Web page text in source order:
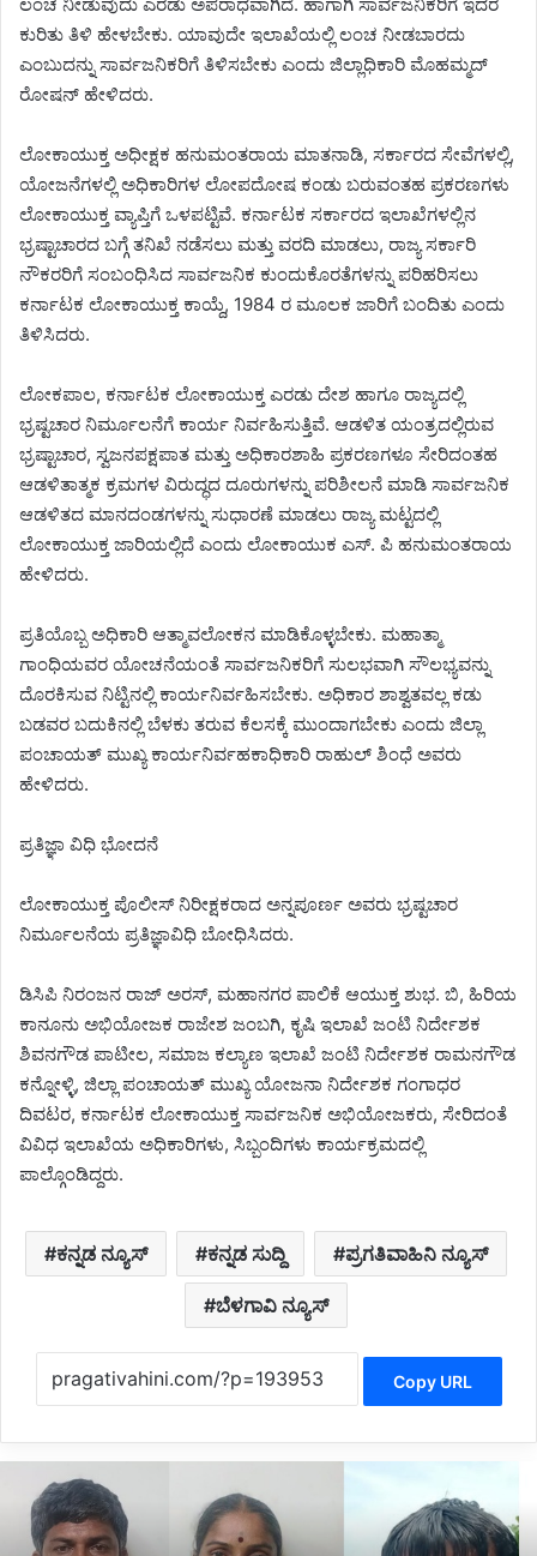
ಕುರಿತು ತಿಳಿ ಹೇಳಬೇಕು. ಯಾವುದೇ ಇಲಾಖೆಯಲ್ಲಿ ಲಂಚ ನೀಡಬಾರದು
ಎಂಬುದನ್ನು ಸಾರ್ವಜನಿಕರಿಗೆ ತಿಳಿಸಬೇಕು ಎಂದು ಜಿಲ್ಲಾಧಿಕಾರಿ ಮೊಹಮ್ಮದ್
ರೋಷನ್ ಹೇಳಿದರು.
ಲೋಕಾಯುಕ್ತ ಅಧೀಕ್ಷಕ ಹನುಮಂತರಾಯ ಮಾತನಾಡಿ, ಸರ್ಕಾರದ ಸೇವೆಗಳಲ್ಲಿ,
ಯೋಜನೆಗಳಲ್ಲಿ ಅಧಿಕಾರಿಗಳ ಲೋಪದೋಷ ಕಂಡು ಬರುವಂತಹ ಪ್ರಕರಣಗಳು
ಲೋಕಾಯುಕ್ತ ವ್ಯಾಪ್ತಿಗೆ ಒಳಪಟ್ಟಿವೆ. ಕರ್ನಾಟಕ ಸರ್ಕಾರದ ಇಲಾಖೆಗಳಲ್ಲಿನ
ಭ್ರಷ್ಟಾಚಾರದ ಬಗ್ಗೆ ತನಿಖೆ ನಡೆಸಲು ಮತ್ತು ವರದಿ ಮಾಡಲು, ರಾಜ್ಯ ಸರ್ಕಾರಿ
ನೌಕರರಿಗೆ ಸಂಬಂಧಿಸಿದ ಸಾರ್ವಜನಿಕ ಕುಂದುಕೊರತೆಗಳನ್ನು ಪರಿಹರಿಸಲು
ಕರ್ನಾಟಕ ಲೋಕಾಯುಕ್ತ ಕಾಯ್ದೆ, 1984 ರ ಮೂಲಕ ಜಾರಿಗೆ ಬಂದಿತು ಎಂದು
ತಿಳಿಸಿದರು.
ಲೋಕಪಾಲ, ಕರ್ನಾಟಕ ಲೋಕಾಯುಕ್ತ ಎರಡು ದೇಶ ಹಾಗೂ ರಾಜ್ಯದಲ್ಲಿ
ಭ್ರಷ್ಟಚಾರ ನಿರ್ಮೂಲನೆಗೆ ಕಾರ್ಯ ನಿರ್ವಹಿಸುತ್ತಿವೆ. ಆಡಳಿತ ಯಂತ್ರದಲ್ಲಿರುವ
ಭ್ರಷ್ಟಾಚಾರ, ಸ್ವಜನಪಕ್ಷಪಾತ ಮತ್ತು ಅಧಿಕಾರಶಾಹಿ ಪ್ರಕರಣಗಳೂ ಸೇರಿದಂತಹ
ಆಡಳಿತಾತ್ಮಕ ಕ್ರಮಗಳ ವಿರುದ್ಧದ ದೂರುಗಳನ್ನು ಪರಿಶೀಲನೆ ಮಾಡಿ ಸಾರ್ವಜನಿಕ
ಆಡಳಿತದ ಮಾನದಂಡಗಳನ್ನು ಸುಧಾರಣೆ ಮಾಡಲು ರಾಜ್ಯ ಮಟ್ಟದಲ್ಲಿ
ಲೋಕಾಯುಕ್ತ ಜಾರಿಯಲ್ಲಿದೆ ಎಂದು ಲೋಕಾಯುಕ ಎಸ್. ಪಿ ಹನುಮಂತರಾಯ
ಹೇಳಿದರು.
ಪ್ರತಿಯೊಬ್ಬ ಅಧಿಕಾರಿ ಆತ್ಮಾವಲೋಕನ ಮಾಡಿಕೊಳ್ಳಬೇಕು. ಮಹಾತ್ಮಾ
ಗಾಂಧಿಯವರ ಯೋಚನೆಯಂತೆ ಸಾರ್ವಜನಿಕರಿಗೆ ಸುಲಭವಾಗಿ ಸೌಲಭ್ಯವನ್ನು
ದೊರಕಿಸುವ ನಿಟ್ಟಿನಲ್ಲಿ ಕಾರ್ಯನಿರ್ವಹಿಸಬೇಕು. ಅಧಿಕಾರ ಶಾಶ್ವತವಲ್ಲ ಕಡು
ಬಡವರ ಬದುಕಿನಲ್ಲಿ ಬೆಳಕು ತರುವ ಕೆಲಸಕ್ಕೆ ಮುಂದಾಗಬೇಕು ಎಂದು ಜಿಲ್ಲಾ
ಪಂಚಾಯತ್ ಮುಖ್ಯ ಕಾರ್ಯನಿರ್ವಹಕಾಧಿಕಾರಿ ರಾಹುಲ್‌ ಶಿಂಧೆ ಅವರು
ಹೇಳಿದರು.
ಪ್ರತಿಜ್ಞಾ ವಿಧಿ ಭೋದನೆ
ಲೋಕಾಯುಕ್ತ ಪೊಲೀಸ್ ನಿರೀಕ್ಷಕರಾದ ಅನ್ನಪೂರ್ಣ ಅವರು ಭ್ರಷ್ಟಚಾರ
ನಿರ್ಮೂಲನೆಯ ಪ್ರತಿಜ್ಞಾವಿಧಿ ಬೋಧಿಸಿದರು.
ಡಿಸಿಪಿ ನಿರಂಜನ ರಾಜ್ ಅರಸ್, ಮಹಾನಗರ ಪಾಲಿಕೆ ಆಯುಕ್ತ ಶುಭ. ಬಿ, ಹಿರಿಯ
ಕಾನೂನು ಅಭಿಯೋಜಕ ರಾಜೇಶ ಜಂಬಗಿ, ಕೃಷಿ ಇಲಾಖೆ ಜಂಟಿ ನಿರ್ದೇಶಕ
ಶಿವನಗೌಡ ಪಾಟೀಲ, ಸಮಾಜ ಕಲ್ಯಾಣ ಇಲಾಖೆ ಜಂಟಿ ನಿರ್ದೇಶಕ ರಾಮನಗೌಡ
ಕನ್ನೋಳ್ಳಿ, ಜಿಲ್ಲಾ ಪಂಚಾಯತ್ ಮುಖ್ಯ ಯೋಜನಾ ನಿರ್ದೇಶಕ ಗಂಗಾಧರ
ದಿವಟರ, ಕರ್ನಾಟಕ ಲೋಕಾಯುಕ್ತ ಸಾರ್ವಜನಿಕ ಅಭಿಯೋಜಕರು, ಸೇರಿದಂತೆ
ವಿವಿಧ ಇಲಾಖೆಯ ಅಧಿಕಾರಿಗಳು, ಸಿಬ್ಬಂದಿಗಳು ಕಾರ್ಯಕ್ರಮದಲ್ಲಿ
ಪಾಲ್ಗೊಂಡಿದ್ದರು.
ಕನ್ನಡ ನ್ಯೂಸ್ ಕನ್ನಡ ಸುದ್ದಿ ಪ್ರಗತಿವಾಹಿನಿ ನ್ಯೂಸ್
ಬೆಳಗಾವಿ ನ್ಯೂಸ್
Copy URL